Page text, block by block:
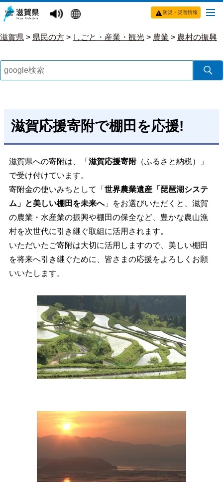
防災・災害情報
滋賀県 > 県民の方 > しごと・産業・観光 > 農業 > 農村の振興
滋賀応援寄附で棚田を応援!
滋賀県への寄附は、「 滋賀応援寄附（ふるさと納税）」
で受け付けています。
寄附金の使いみちとして「 世界農業遺産「琵琶湖システ
ム」と美しい棚田を未来へ」をお選びいただくと、滋賀
の農業・水産業の振興や棚田の保全など、豊かな農山漁
村を次世代に引き継ぐ取組に活用されます。
いただいたご寄附は大切に活用しますので、美しい棚田
を将来へ引き継ぐために、皆さまの応援をよろしくお願
いいたします。